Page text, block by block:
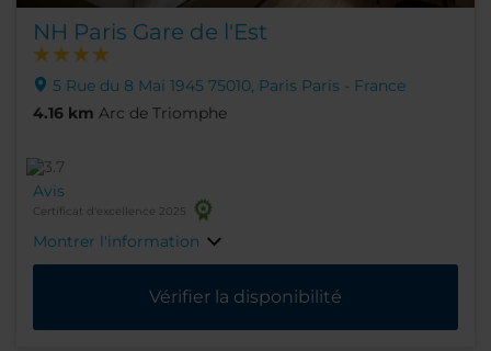
NH Paris Gare de l'Est
5 Rue du 8 Mai 1945 75010, Paris Paris - France
4.16 km Arc de Triomphe
Avis
Certificat d'excellence 2025
Montrer l'information
Vérifier la disponibilité